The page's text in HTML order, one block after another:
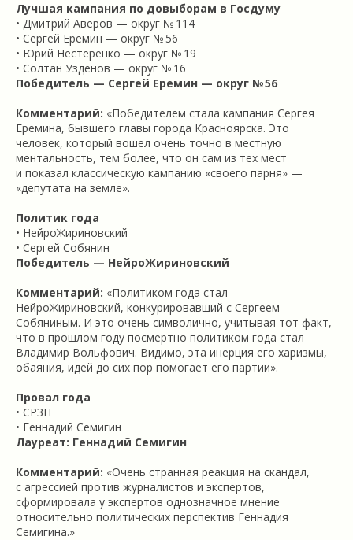
Лучшая кампания по довыборам в Госдуму
• Дмитрий Аверов — округ № 114
• Сергей Еремин — округ № 56
• Юрий Нестеренко — округ № 19
• Солтан Узденов — округ № 16
Победитель — Сергей Еремин — округ № 56
Комментарий: «Победителем стала кампания Сергея
Еремина, бывшего главы города Красноярска. Это
человек, который вошел очень точно в местную
ментальность, тем более, что он сам из тех мест
и показал классическую кампанию «своего парня» —
«депутата на земле».
Политик года
• НейроЖириновский
• Сергей Собянин
Победитель — НейроЖириновский
Комментарий: «Политиком года стал
НейроЖириновский, конкурировавший с Сергеем
Собяниным. И это очень символично, учитывая тот факт,
что в прошлом году посмертно политиком года стал
Владимир Вольфович. Видимо, эта инерция его харизмы,
обаяния, идей до сих пор помогает его партии».
Провал года
• СРЗП
• Геннадий Семигин
Лауреат: Геннадий Семигин
Комментарий: «Очень странная реакция на скандал,
с агрессией против журналистов и экспертов,
сформировала у экспертов однозначное мнение
относительно политических перспектив Геннадия
Семигина.»